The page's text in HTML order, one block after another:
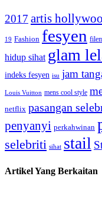
2017 artis
19 Fashion fesyen
hidup sihat glam
indeks fesyen isu jam
Louis Vuitton mens cool style
netflix pasangan
penyanyi perkahwinan
selebriti sihat stail
Artikel Yang Berkaitan